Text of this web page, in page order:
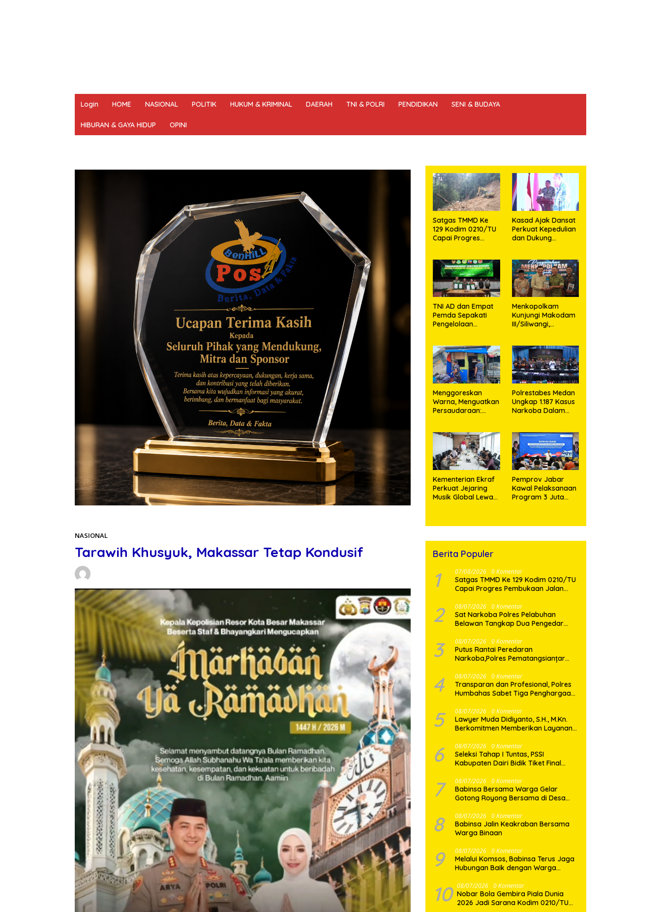
Login HOME NASIONAL POLITIK HUKUM & KRIMINAL DAERAH TNI & POLRI PENDIDIKAN SENI & BUDAYA
HIBURAN & GAYA HIDUP OPINI
NASIONAL
Tarawih Khusyuk, Makassar Tetap Kondusif
Satgas TMMD Ke
129 Kodim 0210/TU
Capai Progres
Kasad Ajak Dansat
Perkuat Kepedulian
dan Dukung
TNI AD dan Empat
Pemda Sepakati
Pengelolaan
Menkopolkam
Kunjungi Makodam
III/Siliwangi,
Sinergi Menjaga
Stabilitas Nasional
‎Menggoreskan
Warna, Menguatkan
Persaudaraan:
Masyarakat Pesisir
Polrestabes Medan
Ungkap 1.187 Kasus
Narkoba Dalam
Kilogram Barang
Bukti
Kementerian Ekraf
Perkuat Jejaring
Musik Global Lewat
Pemprov Jabar
Kawal Pelaksanaan
Program 3 Juta
Berita Populer
1 07/08/2026 0 Komentar
Satgas TMMD Ke 129 Kodim 0210/TU
Capai Progres Pembukaan Jalan
2 08/07/2026 0 Komentar
Sat Narkoba Polres Pelabuhan
Belawan Tangkap Dua Pengedar
3 08/07/2026 0 Komentar
Putus Rantai Peredaran
Narkoba,Polres Pematangsianțar
4 08/07/2026 0 Komentar
Transparan dan Profesional, Polres
Humbahas Sabet Tiga Penghargaan
5 08/07/2026 0 Komentar
Lawyer Muda Didiyanto, S.H., M.Kn.
Berkomitmen Memberikan Layanan
Pada Keadilan
6 08/07/2026 0 Komentar
Seleksi Tahap I Tuntas, PSSI
Kabupaten Dairi Bidik Tiket Final
7 08/07/2026 0 Komentar
Babinsa Bersama Warga Gelar
Gotong Royong Bersama di Desa
8 08/07/2026 0 Komentar
Babinsa Jalin Keakraban Bersama
Warga Binaan
9 08/07/2026 0 Komentar
Melalui Komsos, Babinsa Terus Jaga
Hubungan Baik dengan Warga
10 08/07/2026 0 Komentar
Nobar Bola Gembira Piala Dunia
2026 Jadi Sarana Kodim 0210/TU